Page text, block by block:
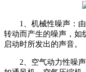
1、机械性噪声：由
转动而产生的噪声，如
启动时所发出的声音。
2、空气动力性噪声